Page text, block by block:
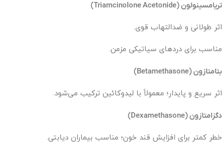
تریامسینولون (Triamcinolone Acetonide)
اثر طولانی و ضدالتهاب قوی.
مناسب برای دردهای سیاتیکی مزمن.
بتامتازون (Betamethasone)
اثر سریع و پایدار؛ معمولاً با لیدوکائین ترکیب می‌شود.
دگزامتازون (Dexamethasone)
خطر کمتر برای افزایش قند خون؛ مناسب بیماران دیابتی.